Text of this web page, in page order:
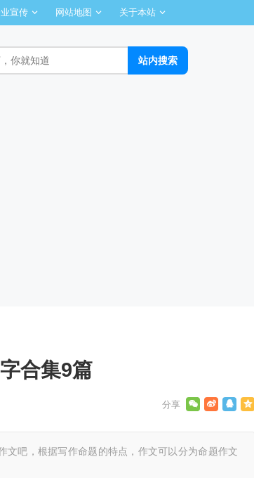
宣传 网站地图 关于本站
合集9篇
吧，根据写作命题的特点，作文可以分为命题作文